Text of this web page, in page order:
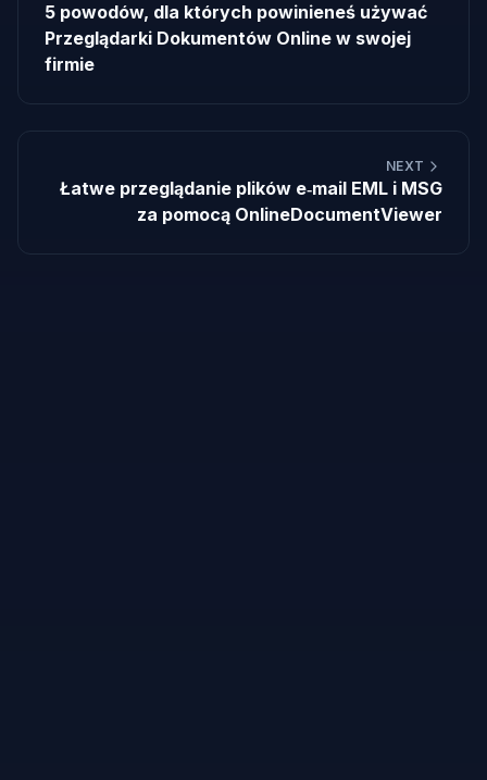
5 powodów, dla których powinieneś używać
Przeglądarki Dokumentów Online w swojej
firmie
NEXT
Łatwe przeglądanie plików e‑mail EML i MSG
za pomocą OnlineDocumentViewer